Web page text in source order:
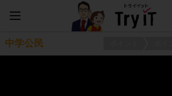
中学公民